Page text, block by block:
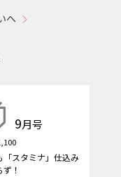
へ
9月号
「スタミナ」仕込み
！